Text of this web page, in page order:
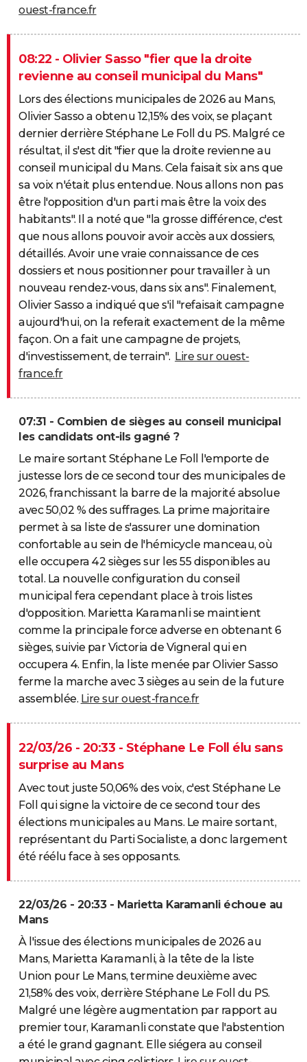
ouest-france.fr
08:22 - Olivier Sasso "fier que la droite
revienne au conseil municipal du Mans"
Lors des élections municipales de 2026 au Mans,
Olivier Sasso a obtenu 12,15% des voix, se plaçant
dernier derrière Stéphane Le Foll du PS. Malgré ce
résultat, il s'est dit "fier que la droite revienne au
conseil municipal du Mans. Cela faisait six ans que
sa voix n'était plus entendue. Nous allons non pas
être l'opposition d'un parti mais être la voix des
habitants". Il a noté que "la grosse différence, c'est
que nous allons pouvoir avoir accès aux dossiers,
détaillés. Avoir une vraie connaissance de ces
dossiers et nous positionner pour travailler à un
nouveau rendez-vous, dans six ans". Finalement,
Olivier Sasso a indiqué que s'il "refaisait campagne
aujourd'hui, on la referait exactement de la même
façon. On a fait une campagne de projets,
d'investissement, de terrain". Lire sur ouest-
france.fr
07:31 - Combien de sièges au conseil municipal
les candidats ont-ils gagné ?
Le maire sortant Stéphane Le Foll l'emporte de
justesse lors de ce second tour des municipales de
2026, franchissant la barre de la majorité absolue
avec 50,02 % des suffrages. La prime majoritaire
permet à sa liste de s'assurer une domination
confortable au sein de l'hémicycle manceau, où
elle occupera 42 sièges sur les 55 disponibles au
total. La nouvelle configuration du conseil
municipal fera cependant place à trois listes
d'opposition. Marietta Karamanli se maintient
comme la principale force adverse en obtenant 6
sièges, suivie par Victoria de Vigneral qui en
occupera 4. Enfin, la liste menée par Olivier Sasso
ferme la marche avec 3 sièges au sein de la future
assemblée. Lire sur ouest-france.fr
22/03/26 - 20:33 - Stéphane Le Foll élu sans
surprise au Mans
Avec tout juste 50,06% des voix, c'est Stéphane Le
Foll qui signe la victoire de ce second tour des
élections municipales au Mans. Le maire sortant,
représentant du Parti Socialiste, a donc largement
été réélu face à ses opposants.
22/03/26 - 20:33 - Marietta Karamanli échoue au
Mans
À l'issue des élections municipales de 2026 au
Mans, Marietta Karamanli, à la tête de la liste
Union pour Le Mans, termine deuxième avec
21,58% des voix, derrière Stéphane Le Foll du PS.
Malgré une légère augmentation par rapport au
premier tour, Karamanli constate que l'abstention
a été le grand gagnant. Elle siégera au conseil